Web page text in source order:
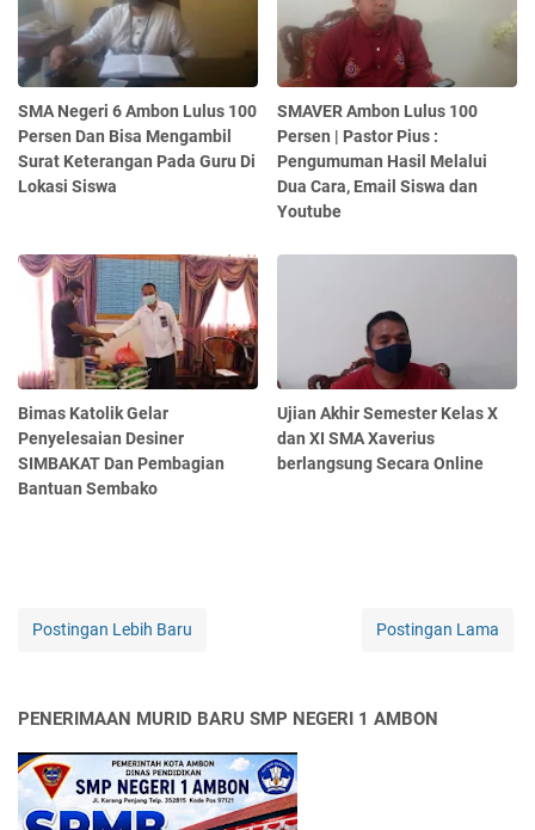
SMA Negeri 6 Ambon Lulus 100
Persen Dan Bisa Mengambil
Surat Keterangan Pada Guru Di
Lokasi Siswa
SMAVER Ambon Lulus 100
Persen | Pastor Pius :
Pengumuman Hasil Melalui
Dua Cara, Email Siswa dan
Youtube
Bimas Katolik Gelar
Penyelesaian Desiner
SIMBAKAT Dan Pembagian
Bantuan Sembako
Ujian Akhir Semester Kelas X
dan XI SMA Xaverius
berlangsung Secara Online
Postingan Lebih Baru Postingan Lama
PENERIMAAN MURID BARU SMP NEGERI 1 AMBON